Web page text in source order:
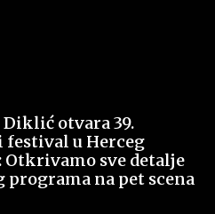
Diklić otvara 39.
u Herceg
Otkrivamo sve detalje
programa na pet scena